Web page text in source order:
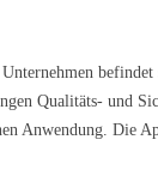
Qualitäts- und
Anwendung. Die